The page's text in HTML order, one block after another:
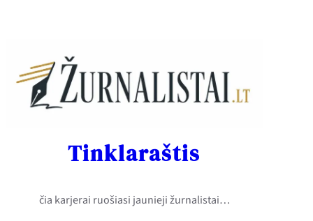
Tinklaraštis
čia karjerai ruošiasi jaunieji žurnalistai…